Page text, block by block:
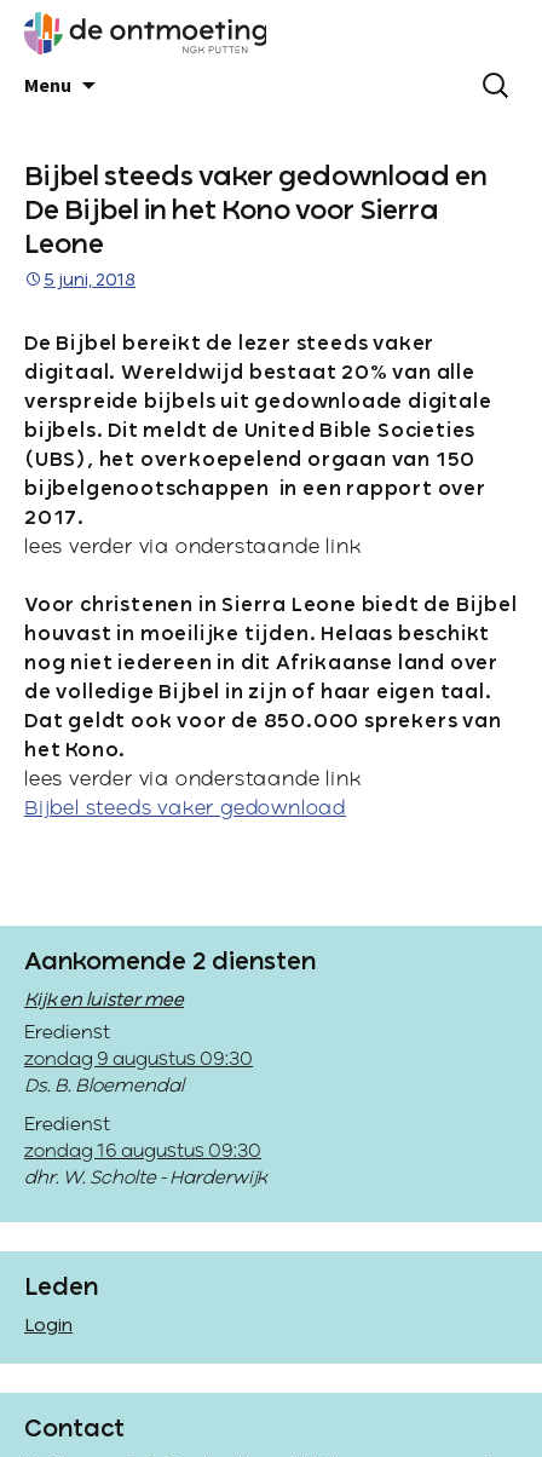
Menu
Bijbel steeds vaker gedownload en
De Bijbel in het Kono voor Sierra
Leone
5 juni, 2018
De Bijbel bereikt de lezer steeds vaker
digitaal. Wereldwijd bestaat 20% van alle
verspreide bijbels uit gedownloade digitale
bijbels. Dit meldt de United Bible Societies
(UBS), het overkoepelend orgaan van 150
bijbelgenootschappen in een rapport over
2017.
lees verder via onderstaande link
Voor christenen in Sierra Leone biedt de Bijbel
houvast in moeilijke tijden. Helaas beschikt
nog niet iedereen in dit Afrikaanse land over
de volledige Bijbel in zijn of haar eigen taal.
Dat geldt ook voor de 850.000 sprekers van
het Kono.
lees verder via onderstaande link
Bijbel steeds vaker gedownload
Aankomende 2 diensten
Kijk en luister mee
Eredienst
zondag 9 augustus 09:30
Ds. B. Bloemendal
Eredienst
zondag 16 augustus 09:30
dhr. W. Scholte - Harderwijk
Leden
Login
Contact